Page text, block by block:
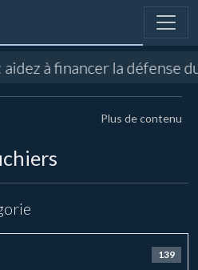
aidez à financer la défense
Plus de contenu
139